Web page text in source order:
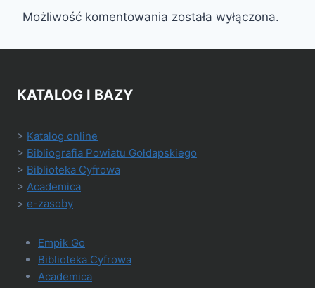
Możliwość komentowania została wyłączona.
KATALOG I BAZY
> Katalog online
> Bibliografia Powiatu Gołdapskiego
> Biblioteka Cyfrowa
> Academica
> e-zasoby
Empik Go
Biblioteka Cyfrowa
Academica